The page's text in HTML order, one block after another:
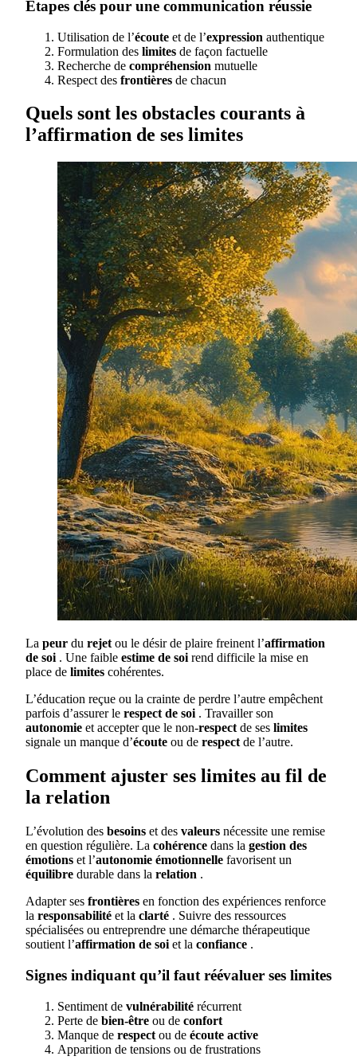
Étapes clés pour une communication réussie
Utilisation de l’écoute et de l’expression authentique
Formulation des limites de façon factuelle
Recherche de compréhension mutuelle
Respect des frontières de chacun
Quels sont les obstacles courants à
l’affirmation de ses limites
La peur du rejet ou le désir de plaire freinent l’affirmation
de soi . Une faible estime de soi rend difficile la mise en
place de limites cohérentes.
L’éducation reçue ou la crainte de perdre l’autre empêchent
parfois d’assurer le respect de soi . Travailler son
autonomie et accepter que le non-respect de ses limites
signale un manque d’écoute ou de respect de l’autre.
Comment ajuster ses limites au fil de
la relation
L’évolution des besoins et des valeurs nécessite une remise
en question régulière. La cohérence dans la gestion des
émotions et l’autonomie émotionnelle favorisent un
équilibre durable dans la relation .
Adapter ses frontières en fonction des expériences renforce
la responsabilité et la clarté . Suivre des ressources
spécialisées ou entreprendre une démarche thérapeutique
soutient l’affirmation de soi et la confiance .
Signes indiquant qu’il faut réévaluer ses limites
Sentiment de vulnérabilité récurrent
Perte de bien-être ou de confort
Manque de respect ou de écoute active
Apparition de tensions ou de frustrations